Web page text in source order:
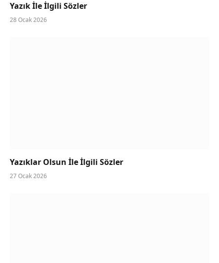
Yazık İle İlgili Sözler
28 Ocak 2026
Yazıklar Olsun İle İlgili Sözler
27 Ocak 2026